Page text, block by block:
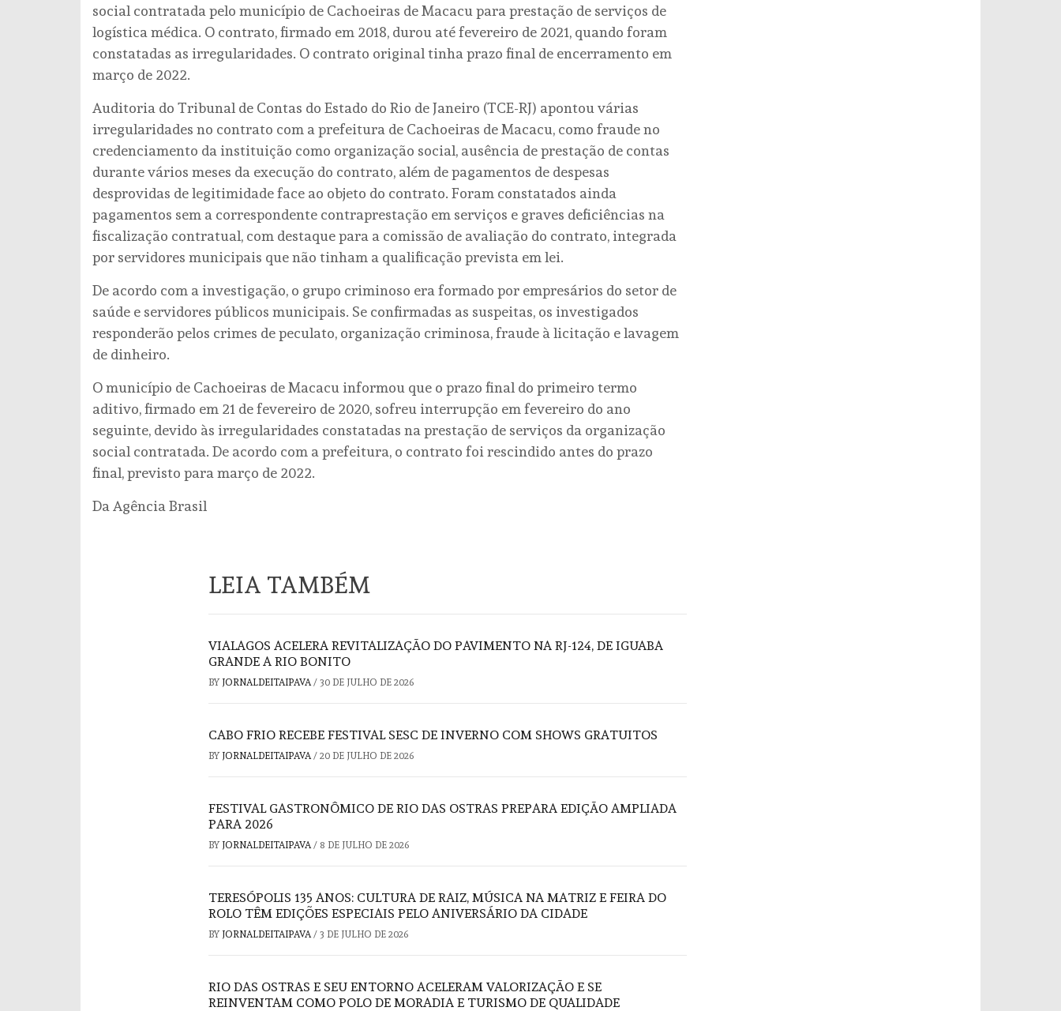
social contratada pelo município de Cachoeiras de Macacu para prestação de serviços de
logística médica. O contrato, firmado em 2018, durou até fevereiro de 2021, quando foram
constatadas as irregularidades. O contrato original tinha prazo final de encerramento em
março de 2022.
Auditoria do Tribunal de Contas do Estado do Rio de Janeiro (TCE-RJ) apontou várias
irregularidades no contrato com a prefeitura de Cachoeiras de Macacu, como fraude no
credenciamento da instituição como organização social, ausência de prestação de contas
durante vários meses da execução do contrato, além de pagamentos de despesas
desprovidas de legitimidade face ao objeto do contrato. Foram constatados ainda
pagamentos sem a correspondente contraprestação em serviços e graves deficiências na
fiscalização contratual, com destaque para a comissão de avaliação do contrato, integrada
por servidores municipais que não tinham a qualificação prevista em lei.
De acordo com a investigação, o grupo criminoso era formado por empresários do setor de
saúde e servidores públicos municipais. Se confirmadas as suspeitas, os investigados
responderão pelos crimes de peculato, organização criminosa, fraude à licitação e lavagem
de dinheiro.
O município de Cachoeiras de Macacu informou que o prazo final do primeiro termo
aditivo, firmado em 21 de fevereiro de 2020, sofreu interrupção em fevereiro do ano
seguinte, devido às irregularidades constatadas na prestação de serviços da organização
social contratada. De acordo com a prefeitura, o contrato foi rescindido antes do prazo
final, previsto para março de 2022.
Da Agência Brasil
LEIA TAMBÉM
VIALAGOS ACELERA REVITALIZAÇÃO DO PAVIMENTO NA RJ-124, DE IGUABA
GRANDE A RIO BONITO
BY JORNALDEITAIPAVA / 30 DE JULHO DE 2026
CABO FRIO RECEBE FESTIVAL SESC DE INVERNO COM SHOWS GRATUITOS
BY JORNALDEITAIPAVA / 20 DE JULHO DE 2026
FESTIVAL GASTRONÔMICO DE RIO DAS OSTRAS PREPARA EDIÇÃO AMPLIADA
PARA 2026
BY JORNALDEITAIPAVA / 8 DE JULHO DE 2026
TERESÓPOLIS 135 ANOS: CULTURA DE RAIZ, MÚSICA NA MATRIZ E FEIRA DO
ROLO TÊM EDIÇÕES ESPECIAIS PELO ANIVERSÁRIO DA CIDADE
BY JORNALDEITAIPAVA / 3 DE JULHO DE 2026
RIO DAS OSTRAS E SEU ENTORNO ACELERAM VALORIZAÇÃO E SE
REINVENTAM COMO POLO DE MORADIA E TURISMO DE QUALIDADE